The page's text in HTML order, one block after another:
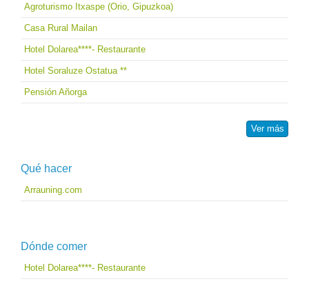
Agroturismo Itxaspe (Orio, Gipuzkoa)
Casa Rural Mailan
Hotel Dolarea****- Restaurante
Hotel Soraluze Ostatua **
Pensión Añorga
Ver más
Qué hacer
Arrauning.com
Dónde comer
Hotel Dolarea****- Restaurante